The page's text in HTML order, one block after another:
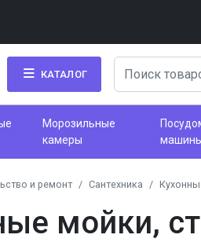
КАТАЛОГ
Морозильные
камеры
и ремонт Сантехника
мойки,